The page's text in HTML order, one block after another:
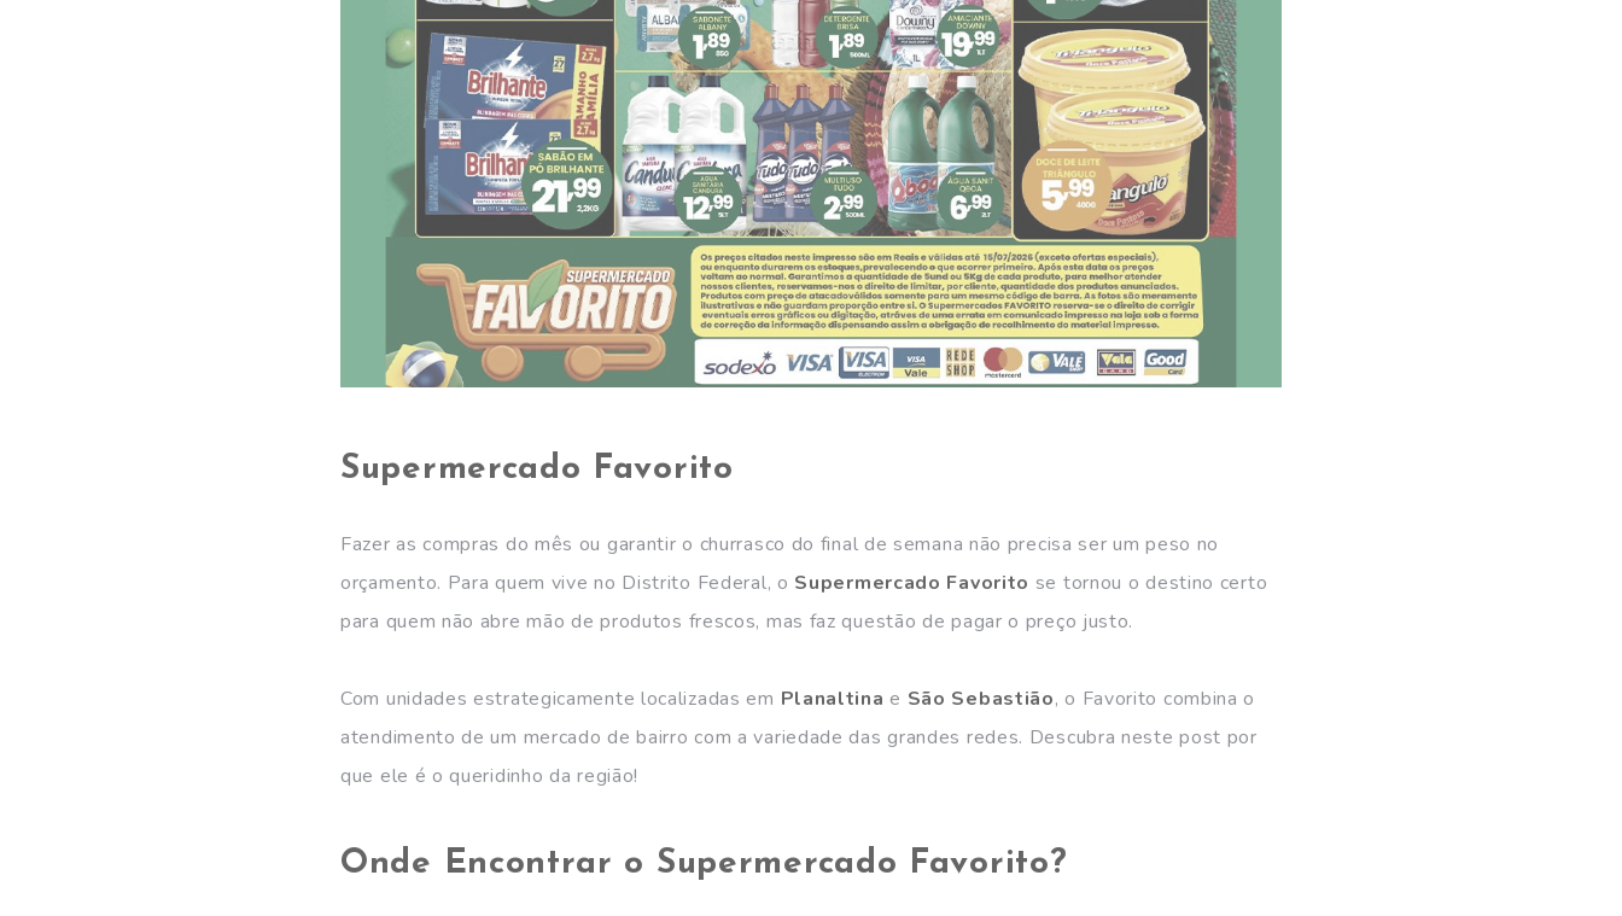
Supermercado Favorito
Fazer as compras do mês ou garantir o churrasco do final de semana não precisa ser um peso no
orçamento. Para quem vive no Distrito Federal, o Supermercado Favorito se tornou o destino certo
para quem não abre mão de produtos frescos, mas faz questão de pagar o preço justo.
Com unidades estrategicamente localizadas em Planaltina e São Sebastião, o Favorito combina o
atendimento de um mercado de bairro com a variedade das grandes redes. Descubra neste post por
que ele é o queridinho da região!
Onde Encontrar o Supermercado Favorito?